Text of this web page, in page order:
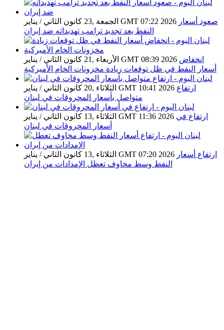
الجمعة ,23 كانون الثاني / يناير GMT 07:22 2026 صعود أسعار
النفط بعد تجديد ترامب تهديداته ضد إيران
الأربعاء ,21 كانون الثاني / يناير GMT 08:39 2026 انخفاض
أسعار النفط في ظل توقعات زيادة مخزونات الخام الأميركية
الثلاثاء ,20 كانون الثاني / يناير GMT 10:41 2026 ارتفاع
متواصل بأسعار المحروقات في لبنان
الثلاثاء ,13 كانون الثاني / يناير GMT 11:36 2026 ارتفاع في
أسعار المحروقات في لبنان
الثلاثاء ,13 كانون الثاني / يناير GMT 07:20 2026 ارتفاع أسعار
النفط وسط مخاوف تعطل الإمدادات من إيران